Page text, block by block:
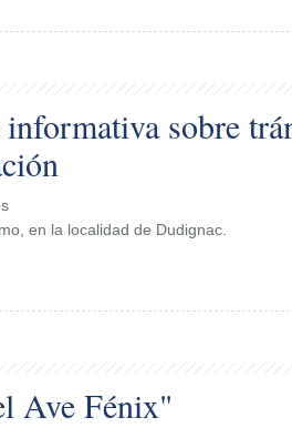
sobre
en la localidad de Dudignac.
Ave Fénix"